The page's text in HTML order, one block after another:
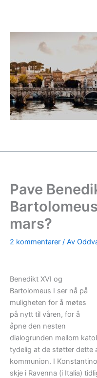
Pave
mars?
2 kommentarer / Av
Benedikt XVI og
Bartolomeus I ser nå på
muligheten for å møtes
på nytt til våren, for å
åpne den nesten
dialogrunden mellom
tydelig at de støtter dette
kommunion. I
skje i Ravenna (i Italia)